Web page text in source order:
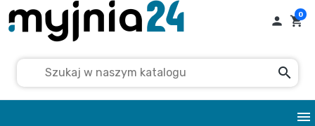
search
 shopping_cart
0
menu